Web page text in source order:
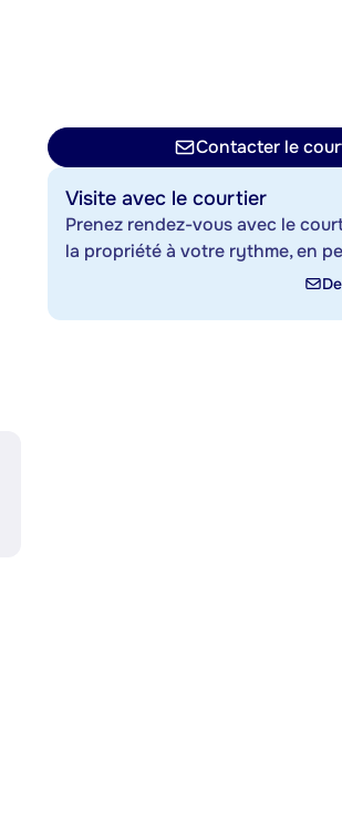
Contacter le
Visite avec le courtier
Prenez rendez-vous avec le
la propriété à votre rythme, en